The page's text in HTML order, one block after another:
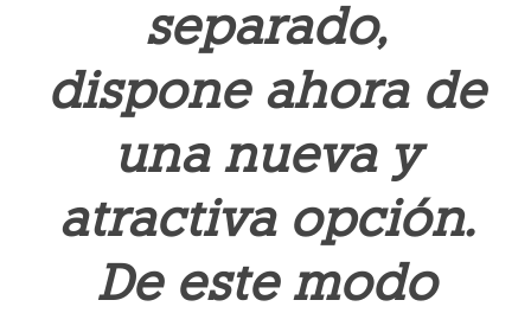
separado,
dispone ahora de
una nueva y
atractiva opción.
De este modo